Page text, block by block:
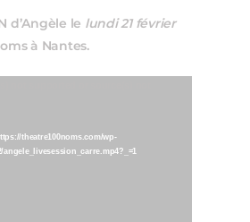
d’Angèle le lundi 21 février
à Nantes.
theatre100noms.com/wp-